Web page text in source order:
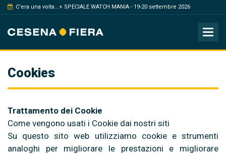
C'era una volta...+ SPECIALE WATCH MANIA - 19-20 settembre 2026
Cookies
Trattamento dei Cookie
Come vengono usati i Cookie dai nostri siti
Su questo sito web utilizziamo cookie e strumenti
analoghi per migliorare le prestazioni e migliorare